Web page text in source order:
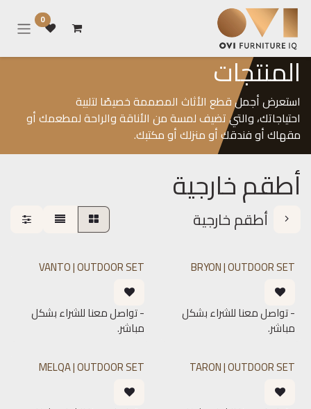
تخطي للذهاب إلى المحتوى
0
المنتجات
استعرض أجمل قطع الأثاث المصممة خصيصًا لتلبية
احتياجاتك، والتي تضيف لمسة من الأناقة والراحة لمطعمك أو
مقهاك أو فندقك أو منزلك أو مكتبك.
أطقم خارجية
أطقم خارجية
BRYON | OUTDOOR SET
- تواصل معنا للشراء بشكل
مباشر.
VANTO | OUTDOOR SET
- تواصل معنا للشراء بشكل
مباشر.
TARON | OUTDOOR SET
MELQA | OUTDOOR SET